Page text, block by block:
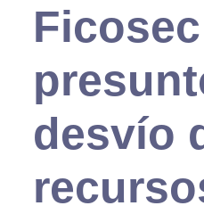
Ficosec
desvío